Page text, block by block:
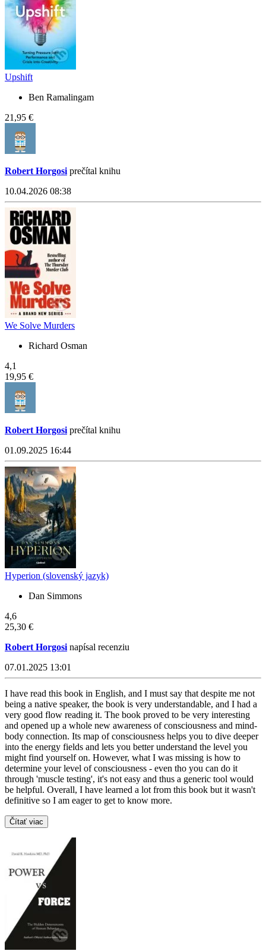
Upshift
Ben Ramalingam
21,95 €
Robert Horgosi prečítal knihu
10.04.2026 08:38
We Solve Murders
Richard Osman
4,1
19,95 €
Robert Horgosi prečítal knihu
01.09.2025 16:44
Hyperion (slovenský jazyk)
Dan Simmons
4,6
25,30 €
Robert Horgosi napísal recenziu
07.01.2025 13:01
I have read this book in English, and I must say that despite me not
being a native speaker, the book is very understandable, and I had a
very good flow reading it. The book proved to be very interesting
and opened up a whole new awareness of consciousness and mind-
body connection. Its map of consciousness helps you to dive deeper
into the energy fields and lets you better understand the level you
might find yourself on. However, what I was missing is how to
determine your level of consciousness - even tho you can do it
through 'muscle testing', it's not easy and thus a generic tool would
be helpful. Overall, I have learned a lot from this book but it wasn't
definitive so I am eager to get to know more.
Čítať viac